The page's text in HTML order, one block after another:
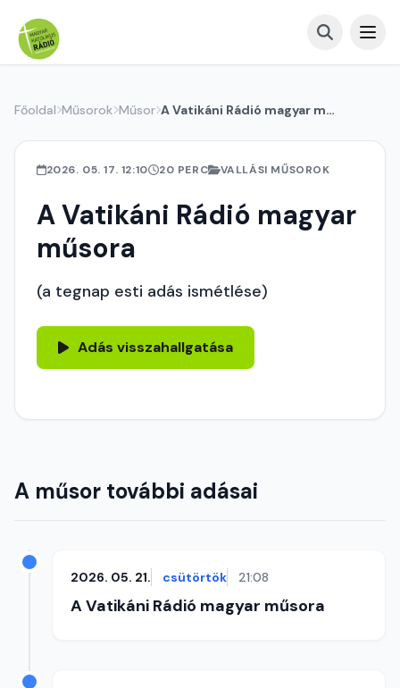
Főoldal Műsorok Műsor A Vatikáni Rádió magyar műsora
2026. 05. 17. 12:10 20 PERC VALLÁSI MŰSOROK
A Vatikáni Rádió magyar
műsora
(a tegnap esti adás ismétlése)
Adás visszahallgatása
A műsor további adásai
2026. 05. 21. csütörtök 21:08
A Vatikáni Rádió magyar műsora